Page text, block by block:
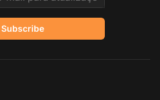
Subscribe